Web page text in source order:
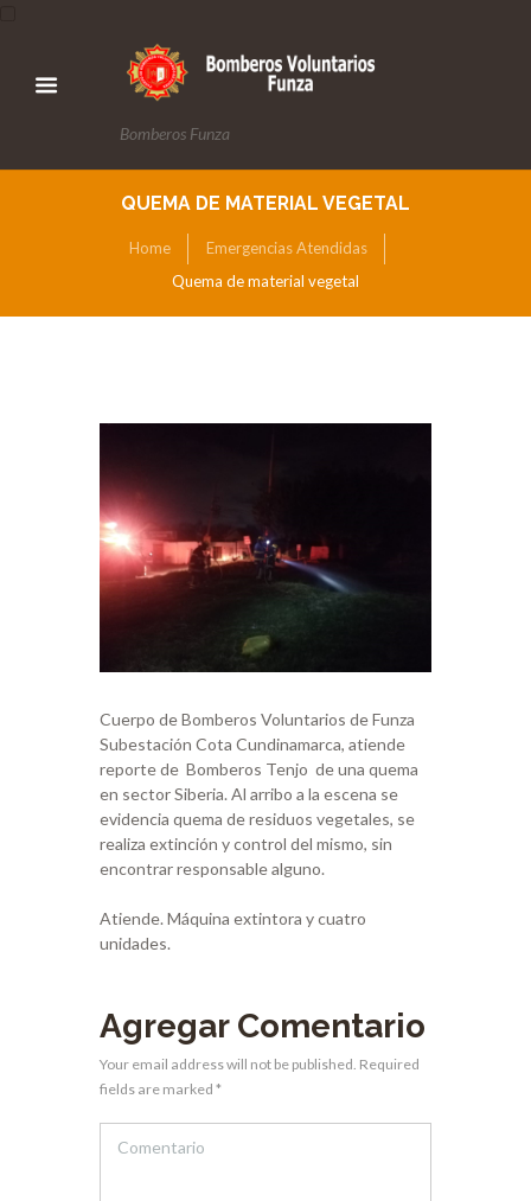
Bomberos Funza
QUEMA DE MATERIAL VEGETAL
Home
Emergencias Atendidas
Quema de material vegetal
Cuerpo de Bomberos Voluntarios de Funza
Subestación Cota Cundinamarca, atiende
reporte de Bomberos Tenjo de una quema
en sector Siberia. Al arribo a la escena se
evidencia quema de residuos vegetales, se
realiza extinción y control del mismo, sin
encontrar responsable alguno.
Atiende. Máquina extintora y cuatro
unidades.
Agregar Comentario
Your email address will not be published. Required
fields are marked *